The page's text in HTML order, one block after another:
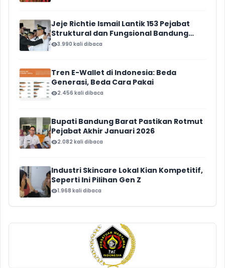
Jeje Richtie Ismail Lantik 153 Pejabat
Struktural dan Fungsional Bandung
Barat
3.990 kali dibaca
Tren E-Wallet di Indonesia: Beda
Generasi, Beda Cara Pakai
2.456 kali dibaca
Bupati Bandung Barat Pastikan Rotmut
Pejabat Akhir Januari 2026
2.082 kali dibaca
Industri Skincare Lokal Kian Kompetitif,
Seperti Ini Pilihan Gen Z
1.968 kali dibaca